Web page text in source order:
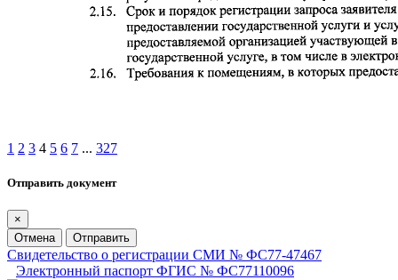
1 2 3 4 5 6 7 ... 327
Отправить документ
×
Отмена
Отправить
Свидетельство о регистрации СМИ № ФС77-47467
Электронный паспорт ФГИС № ФС77110096